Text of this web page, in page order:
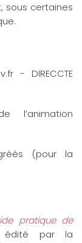
sous certaines
- DIRECCTE
l’animation
(pour la
pratique de
par la